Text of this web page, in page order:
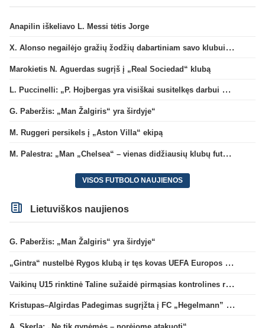
Anapilin iškeliavo L. Messi tėtis Jorge
X. Alonso negailėjo gražių žodžių dabartiniam savo klubui „Chelsea“
Marokietis N. Aguerdas sugrįš į „Real Sociedad“ klubą
L. Puccinelli: „P. Hojbergas yra visiškai susitelkęs darbui Marselyje“
G. Paberžis: „Man Žalgiris“ yra širdyje“
M. Ruggeri persikels į „Aston Villa“ ekipą
M. Palestra: „Man „Chelsea“ – vienas didžiausių klubų futbole“
VISOS FUTBOLO NAUJIENOS
Lietuviškos naujienos
G. Paberžis: „Man Žalgiris“ yra širdyje“
„Gintra“ nustelbė Rygos klubą ir tęs kovas UEFA Europos taurės atrankoje
Vaikinų U15 rinktinė Taline sužaidė pirmąsias kontrolines rungtynes
Kristupas–Algirdas Padegimas sugrįžta į FC „Hegelmann” B sudėtį